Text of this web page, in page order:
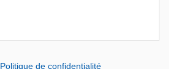
Politique de confidentialité